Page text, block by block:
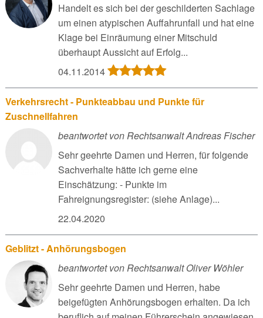
Handelt es sich bei der geschilderten Sachlage
um einen atypischen Auffahrunfall und hat eine
Klage bei Einräumung einer Mitschuld
überhaupt Aussicht auf Erfolg...
04.11.2014
Verkehrsrecht - Punkteabbau und Punkte für
Zuschnellfahren
beantwortet von Rechtsanwalt Andreas Fischer
Sehr geehrte Damen und Herren, für folgende
Sachverhalte hätte ich gerne eine
Einschätzung: - Punkte im
Fahreignungsregister: (siehe Anlage)...
22.04.2020
Geblitzt - Anhörungsbogen
beantwortet von Rechtsanwalt Oliver Wöhler
Sehr geehrte Damen und Herren, habe
beigefügten Anhörungsbogen erhalten. Da ich